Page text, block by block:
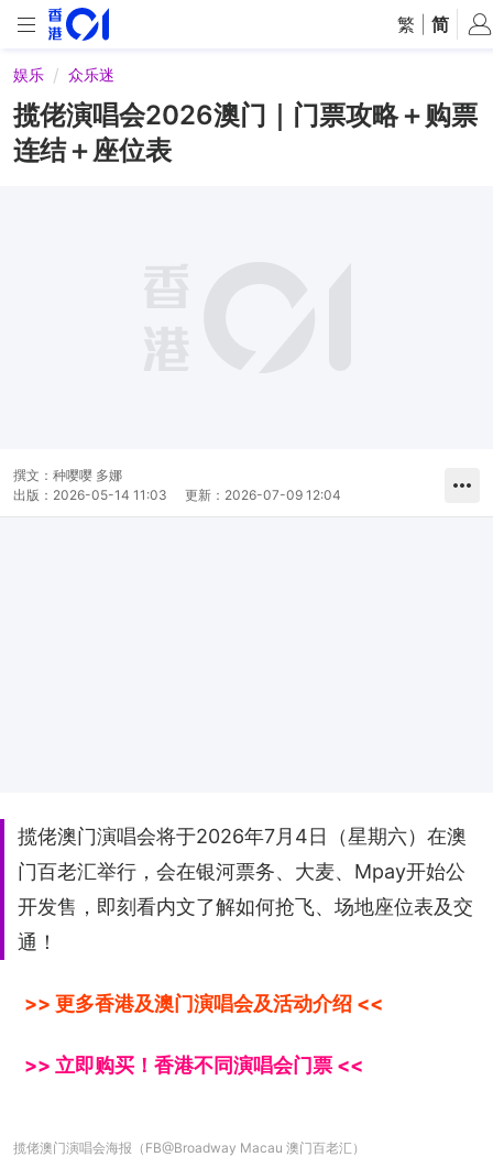
繁 简
娱乐 众乐迷
揽佬演唱会2026澳门｜门票攻略＋购票
连结＋座位表
撰文： 种嘤嘤 多娜
出版： 2026-05-14 11:03 更新： 2026-07-09 12:04
揽佬澳门演唱会将于2026年7月4日（星期六）在澳
门百老汇举行，会在银河票务、大麦、Mpay开始公
开发售，即刻看内文了解如何抢飞、场地座位表及交
通！
>> 更多香港及澳门演唱会及活动介绍 <<
>> 立即购买！香港不同演唱会门票 <<
揽佬澳门演唱会海报（FB@Broadway Macau 澳门百老汇 ）